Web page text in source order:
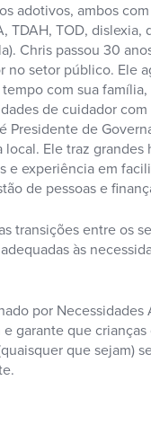
adotivos, ambos
TDAH, TOD, dislexia,
Chris passou 30
no setor público. Ele
com sua
de cuidador com
Presidente de
local. Ele traz grandes
e experiência em
de pessoas e
transições entre os
às
por Necessidades
garante que crianças
que sejam)